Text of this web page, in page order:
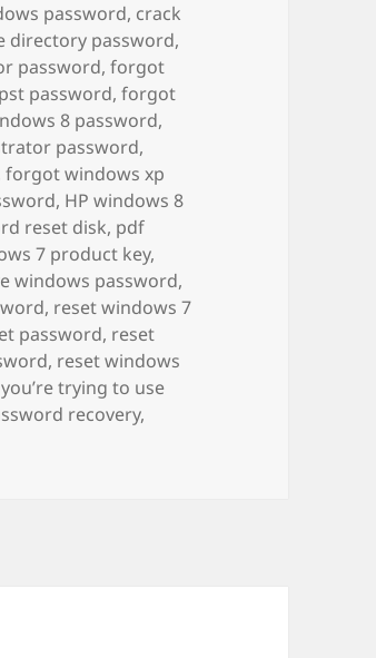
password, crack
directory password,
password,forgot
password,forgot
8 password,
password,
forgot windows xp
, HP windows 8
reset disk, pdf
7 product key,
windows password,
, reset windows 7
password, reset
, reset windows
trying to use
recovery,